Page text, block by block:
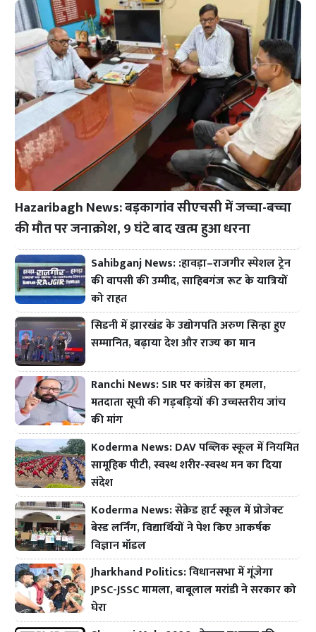
Hazaribagh News: बड़कागांव सीएचसी में जच्चा-बच्चा
की मौत पर जनाक्रोश, 9 घंटे बाद खत्म हुआ धरना
Sahibganj News: :हावड़ा–राजगीर स्पेशल ट्रेन
की वापसी की उम्मीद, साहिबगंज रूट के यात्रियों
को राहत
सिडनी में झारखंड के उद्योगपति अरुण सिन्हा हुए
सम्मानित, बढ़ाया देश और राज्य का मान
Ranchi News: SIR पर कांग्रेस का हमला,
मतदाता सूची की गड़बड़ियों की उच्चस्तरीय जांच
की मांग
Koderma News: DAV पब्लिक स्कूल में नियमित
सामूहिक पीटी, स्वस्थ शरीर-स्वस्थ मन का दिया
संदेश
Koderma News: सेक्रेड हार्ट स्कूल में प्रोजेक्ट
बेस्ड लर्निंग, विद्यार्थियों ने पेश किए आकर्षक
विज्ञान मॉडल
Jharkhand Politics: विधानसभा में गूंजेगा
JPSC-JSSC मामला, बाबूलाल मरांडी ने सरकार को
घेरा